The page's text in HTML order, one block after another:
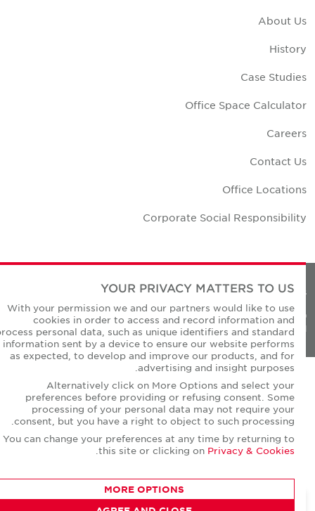
About Us
History
Case Studies
Office Space Calculator
Careers
Contact Us
Office Locations
Corporate Social Responsibility
Privacy Policies
© Copyright Cushman & Wakefield Core 2026.
All Rights Reserved.
YOUR PRIVACY MATTERS TO US
With your permission we and our partners would like to use
cookies in order to access and record information and
process personal data, such as unique identifiers and standard
information sent by a device to ensure our website performs
as expected, to develop and improve our products, and for
advertising and insight purposes.
Alternatively click on More Options and select your
preferences before providing or refusing consent. Some
processing of your personal data may not require your
consent, but you have a right to object to such processing.
You can change your preferences at any time by returning to
this site or clicking onPrivacy & Cookies
.
MORE OPTIONS